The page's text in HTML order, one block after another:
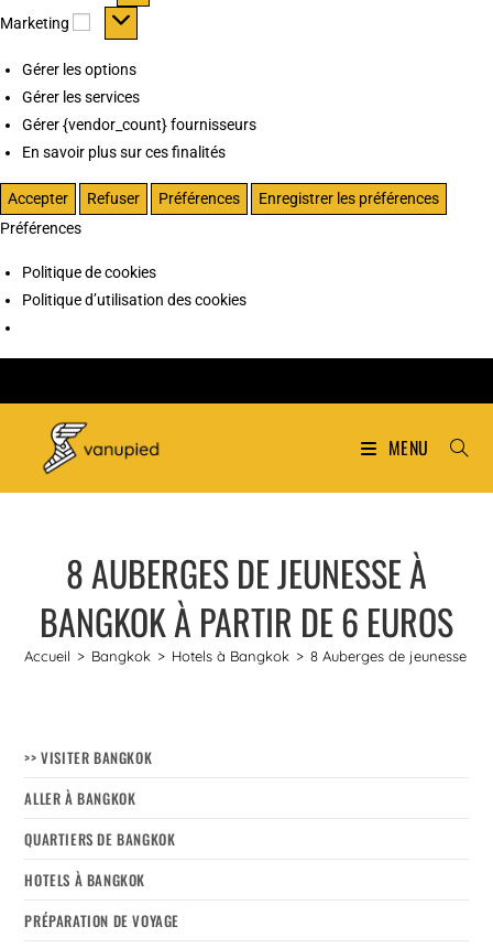
Marketing Marketing
Gérer les options
Gérer les services
Gérer {vendor_count} fournisseurs
En savoir plus sur ces finalités
Accepter Refuser Préférences
Enregistrer les préférences
Préférences
Politique de cookies
Politique d’utilisation des cookies
MENU
8 AUBERGES DE JEUNESSE À
BANGKOK À PARTIR DE 6 EUROS
Accueil > Bangkok > Hotels à Bangkok > 8 Auberges de jeunesse à
>> VISITER BANGKOK
ALLER À BANGKOK
QUARTIERS DE BANGKOK
HOTELS À BANGKOK
PRÉPARATION DE VOYAGE